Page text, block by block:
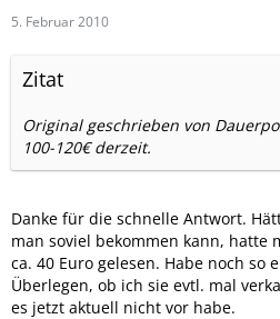
5. Februar 2010
Zitat
Original geschrieben von
100-120€ derzeit.
Danke für die schnelle Antwort.
man soviel bekommen kann, hatte
ca. 40 Euro gelesen. Habe noch so
Überlegen, ob ich sie evtl. mal
es jetzt aktuell nicht vor habe.